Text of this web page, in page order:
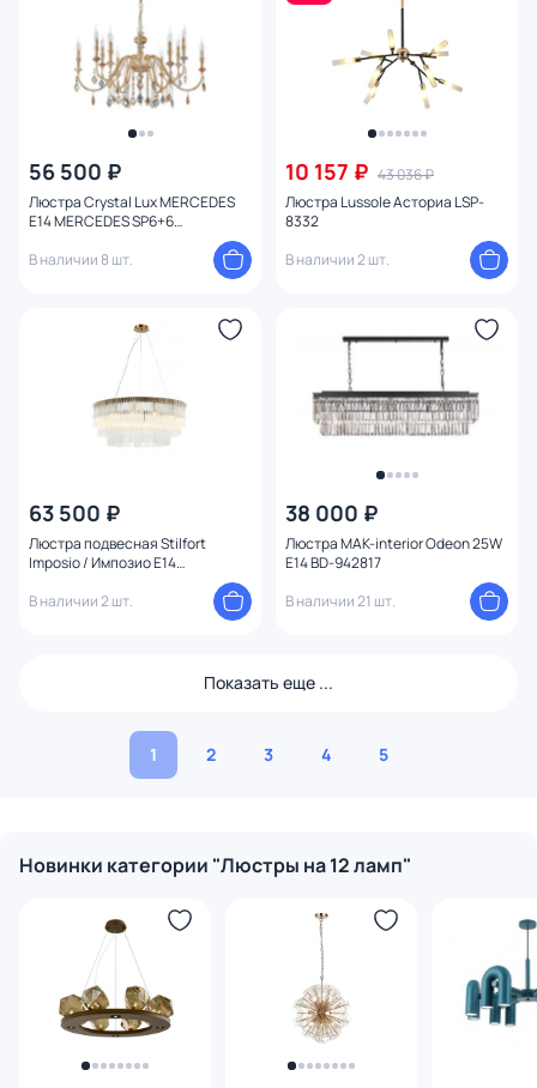
56 500 ₽
Люстра Crystal Lux MERCEDES
E14 MERCEDES SP6+6
В наличии 8 шт.
10 157 ₽ 43 036 ₽
Люстра Lussole Асториа LSP-
8332
В наличии 2 шт.
63 500 ₽
Люстра подвесная Stilfort
Imposio / Импозио E14
В наличии 2 шт.
38 000 ₽
Люстра MAK-interior Odeon 25W
E14 BD-942817
В наличии 21 шт.
Показать еще ...
1 2 3 4 5
Новинки категории "Люстры на 12 ламп"